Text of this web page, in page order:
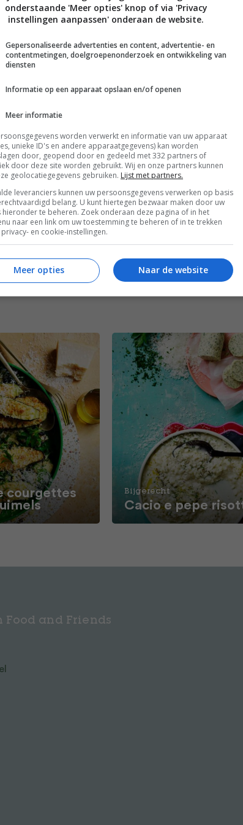
Roggeveen – fotografie Willem Groeneveld
Gangen Gelegenheid Hoofdgerecht
Vlees Wat eten we vandaag?
courgettes
Bijgerecht
Cacio e pepe
Food and Friends
onderstaande 'Meer opties' knop of via 'Privacy
instellingen aanpassen' onderaan de website.
Gepersonaliseerde advertenties en content, advertentie- en
contentmetingen, doelgroepenonderzoek en ontwikkeling van
diensten
Informatie op een apparaat opslaan en/of openen
Meer informatie
worden verwerkt en informatie van uw apparaat
unieke ID's en andere apparaatgegevens) kan worden
door, geopend door en gedeeld met 332 partners of
door deze site worden gebruikt. Wij en onze partners kunnen
geolocatiegegevens gebruiken. Lijst met partners.
leveranciers kunnen uw persoonsgegevens verwerken op basis
belang. U kunt hiertegen bezwaar maken door uw
hieronder te beheren. Zoek onderaan deze pagina of in het
naar een link om uw toestemming te beheren of in te trekken
en cookie-instellingen.
Naar de website
Meer opties